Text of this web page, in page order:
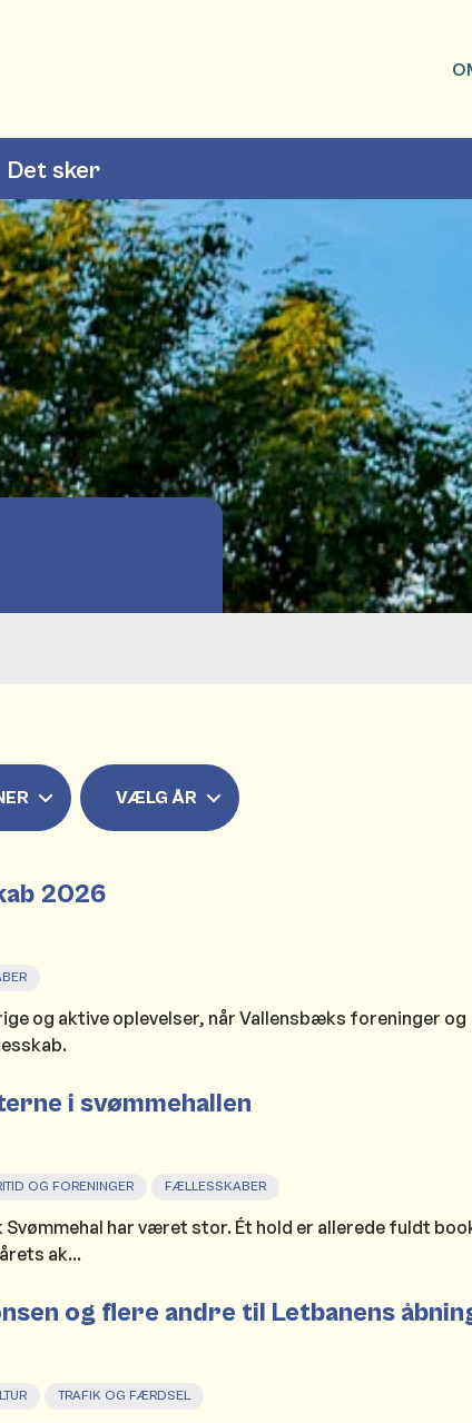
Det sker
VÆLG ÅR
2026
og aktive oplevelser, når Vallensbæks foreninger og
i svømmehallen
OG FORENINGER FÆLLESSKABER
har været stor. Ét hold er allerede fuldt
ak...
og flere andre til Letbanens
TRAFIK OG FÆRDSEL